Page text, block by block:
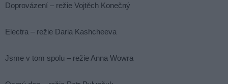
Doprovázení – režie Vojtěch Konečný
Electra – režie Daria Kashcheeva
Jsme v tom spolu – režie Anna Wowra